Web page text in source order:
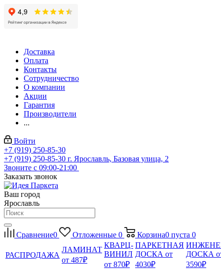
Доставка
Оплата
Контакты
Сотрудничество
О компании
Акции
Гарантия
Производители
...
Войти
+7 (919) 250-85-30
+7 (919) 250-85-30 г. Ярославль, Базовая улица, 2
Звоните с 09:00-21:00
Заказать звонок
Ваш город
Ярославль
Сравнение0 Отложенные 0 Корзина0 пуста 0
РАСПРОДАЖА
ЛАМИНАТ
от 487₽
КВАРЦ-
ВИНИЛ
от 870₽
ПАРКЕТНАЯ
ДОСКА от
4030₽
ДОСКА
3590₽